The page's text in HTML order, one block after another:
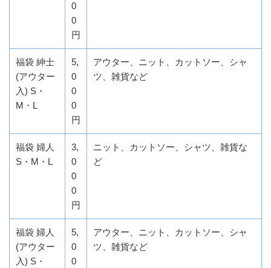
0
0
円
福袋 紳士
(アウター
入) S・
M・L
5,
0
0
0
円
アウター、ニット、カットソー、シャ
ツ、雑貨など
福袋 婦人
S・M・L
3,
0
0
0
円
ニット、カットソー、シャツ、雑貨な
ど
福袋 婦人
(アウター
入) S・
5,
0
0
アウター、ニット、カットソー、シャ
ツ、雑貨など